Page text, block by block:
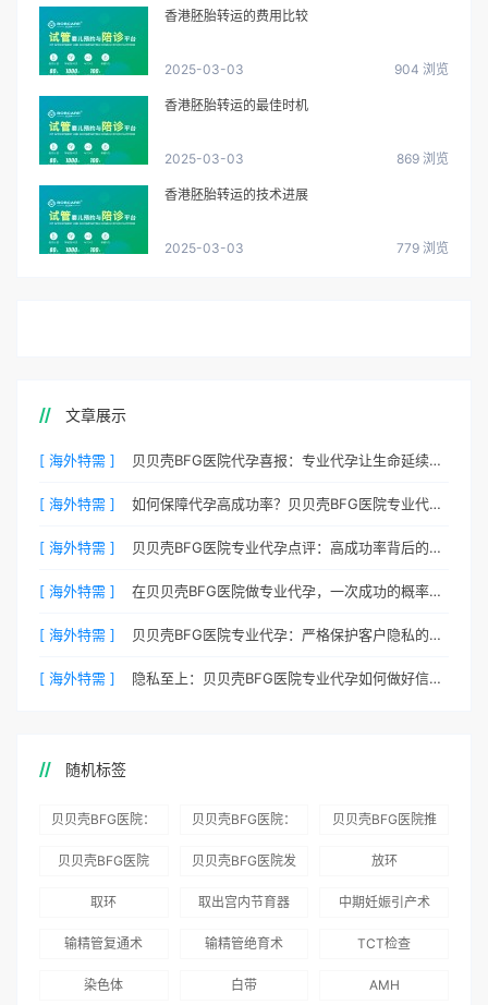
香港胚胎转运的费用比较
2025-03-03 904 浏览
香港胚胎转运的最佳时机
2025-03-03 869 浏览
香港胚胎转运的技术进展
2025-03-03 779 浏览
文章展示
[ 海外特需 ] 贝贝壳BFG医院代孕喜报：专业代孕让生命延续更简单
[ 海外特需 ] 如何保障代孕高成功率？贝贝壳BFG医院专业代孕方案解析
[ 海外特需 ] 贝贝壳BFG医院专业代孕点评：高成功率背后的医疗神话
[ 海外特需 ] 在贝贝壳BFG医院做专业代孕，一次成功的概率有多大？
[ 海外特需 ] 贝贝壳BFG医院专业代孕：严格保护客户隐私的安心之选
[ 海外特需 ] 隐私至上：贝贝壳BFG医院专业代孕如何做好信息保密？
随机标签
贝贝壳BFG医院：
务
贝贝壳BFG医院：
术”和“法律支持”
贝贝壳BFG医院推
贝贝壳BFG医院
贝贝壳BFG医院发
国版）》
放环
取环 取出宫内节育器 中期妊娠引产术
输精管复通术 输精管绝育术 TCT检查
染色体 白带 AMH